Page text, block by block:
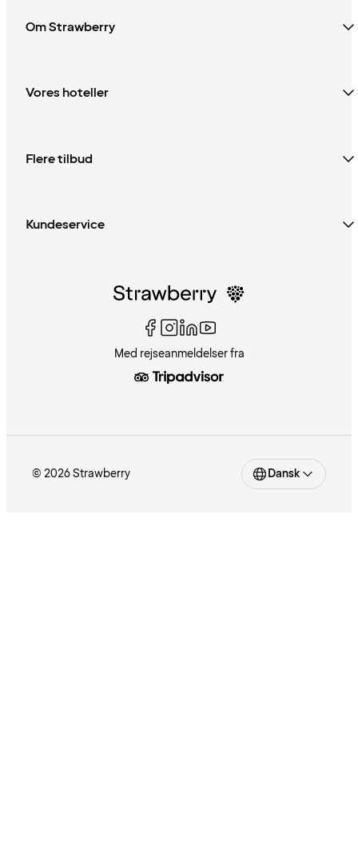
Om Strawberry
Vores hoteller
Flere tilbud
Kundeservice
Med rejseanmeldelser fra
© 2026 Strawberry Dansk